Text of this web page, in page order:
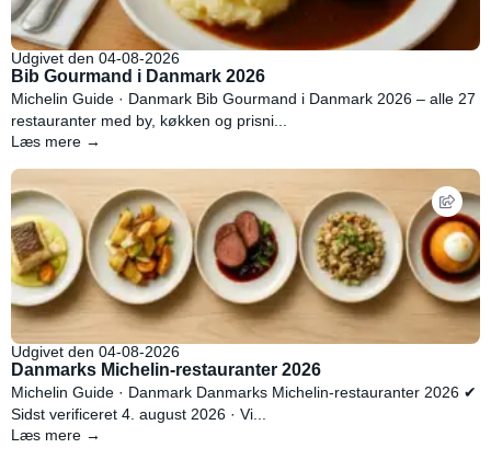
Udgivet den 04-08-2026
Bib Gourmand i Danmark 2026
Michelin Guide · Danmark Bib Gourmand i Danmark 2026 – alle 27
restauranter med by, køkken og prisni...
Læs mere →
Udgivet den 04-08-2026
Danmarks Michelin-restauranter 2026
Michelin Guide · Danmark Danmarks Michelin-restauranter 2026 ✔
Sidst verificeret 4. august 2026 · Vi...
Læs mere →